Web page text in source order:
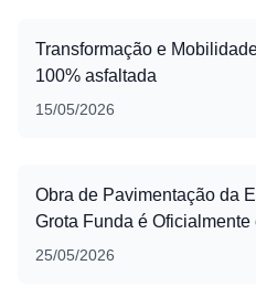
Transformação e
100% asfaltada
15/05/2026
Obra de Pavimentação da
Grota Funda é Oficialmente
25/05/2026